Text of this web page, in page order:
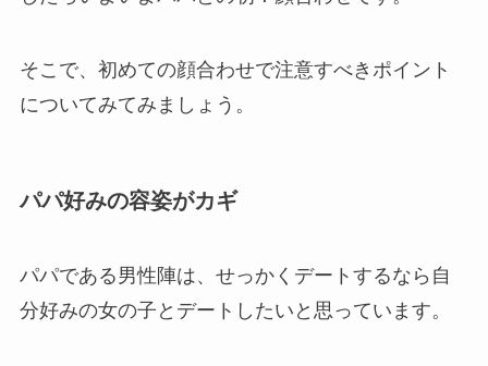
そこで、初めての顔合わせで注意すべきポイント
についてみてみましょう。
パパ好みの容姿がカギ
パパである男性陣は、せっかくデートするなら自
分好みの女の子とデートしたいと思っています。